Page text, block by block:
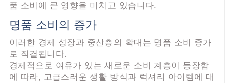
품 소비에 큰 영향을 미치고 있습니다.
명품 소비의 증가
이러한 경제 성장과 중산층의 확대는 명품 소비 증가
로 직결됩니다.
경제적으로 여유가 있는 새로운 소비 계층이 등장함
에 따라, 고급스러운 생활 방식과 럭셔리 아이템에 대